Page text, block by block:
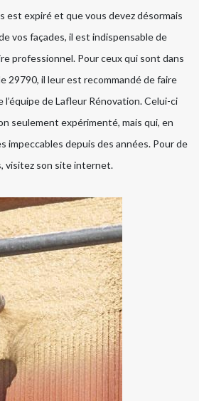
est expiré et que vous devez désormais
vos façades, il est indispensable de
professionnel. Pour ceux qui sont dans
29790, il leur est recommandé de faire
l’équipe de Lafleur Rénovation. Celui-ci
seulement expérimenté, mais qui, en
impeccables depuis des années. Pour de
visitez son site internet.